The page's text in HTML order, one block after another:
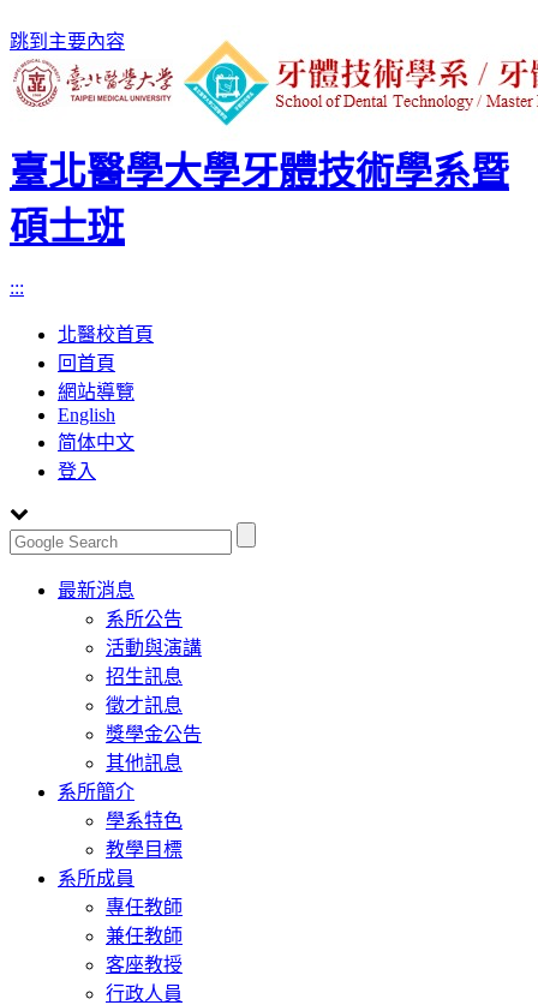
跳到主要內容
臺北醫學大學牙體技術學系暨
碩士班
:::
北醫校首頁
回首頁
網站導覽
English
简体中文
登入
Toggle
navigation
最新消息
系所公告
活動與演講
招生訊息
徵才訊息
獎學金公告
其他訊息
系所簡介
學系特色
教學目標
系所成員
專任教師
兼任教師
客座教授
行政人員